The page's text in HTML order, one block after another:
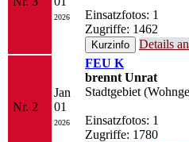
2026
Einsatzfotos: 1
Zugriffe: 1462
Details
Nr. 2
Jan
01
2026
FEU K
brennt Unrat
Stadtgebiet
Einsatzfotos: 1
Zugriffe: 1780